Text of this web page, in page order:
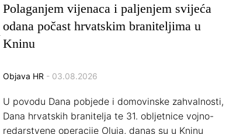
Polaganjem vijenaca i paljenjem svijeća
odana počast hrvatskim braniteljima u
Kninu
Objava HR - 03.08.2026
U povodu Dana pobjede i domovinske zahvalnosti,
Dana hrvatskih branitelja te 31. obljetnice vojno-
redarstvene operacije Oluja, danas su u Kninu